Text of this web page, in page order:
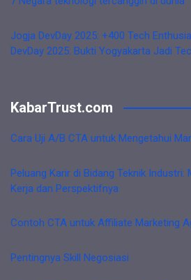
Jogja DevDay 2025: +400 Tech
DevDay 2025: Bukti Yogyakarta Jadi
KabarTrust.com
Cara Uji A/B CTA untuk Mengetahui
Peluang Karir di Bidang Teknik Industri:
Kerja dan Perspektifnya
Contoh CTA untuk Affiliate Marketing
Pentingnya Skill Negosiasi